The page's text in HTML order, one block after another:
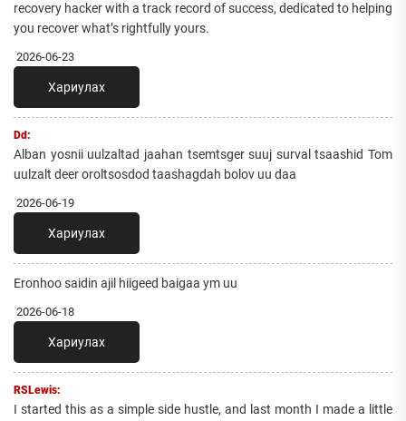
recovery hacker with a track record of success, dedicated to helping
you recover what’s rightfully yours.
2026-06-23
Хариулах
Dd:
Alban yosnii uulzaltad jaahan tsemtsger suuj surval tsaashid Tom
uulzalt deer oroltsosdod taashagdah bolov uu daa
2026-06-19
Хариулах
Eronhoo saidin ajil hiigeed baigaa ym uu
2026-06-18
Хариулах
RSLewis:
I started this as a simple side hustle, and last month I made a little